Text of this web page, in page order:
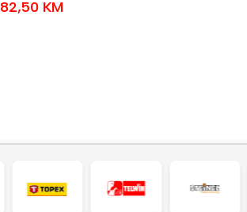
82,50 KM